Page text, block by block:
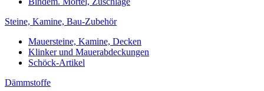
Steine, Kamine, Bau-Zubehör
Mauersteine, Kamine, Decken
Klinker und Mauerabdeckungen
Schöck-Artikel
Dämmstoffe